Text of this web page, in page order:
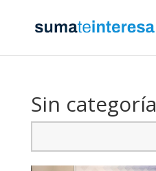
Sin categoría